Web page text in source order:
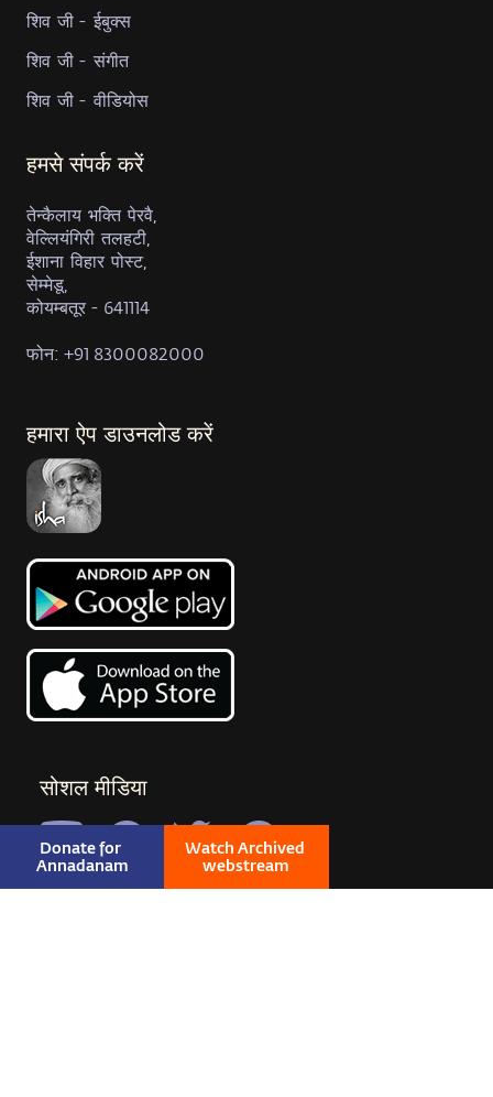
Donate for
Annadanam
Watch Archived
webstream
शिव जी - ईबुक्स
शिव जी - संगीत
शिव जी - वीडियोस
हमसे संपर्क करें
तेन्कैलाय भक्ति पेरवै,
वेल्लियंगिरी तलहटी,
ईशाना विहार पोस्ट,
सेम्मेडू,
कोयम्बतूर - 641114
फोन: +91 8300082000
हमारा ऐप डाउनलोड करें
सोशल मीडिया